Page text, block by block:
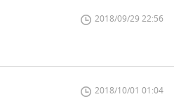
2018/09/29 22:56
2018/10/01 01:04